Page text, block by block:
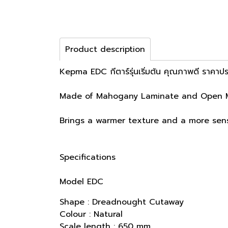
Product description
Kepma EDC กีตาร์รุ่นเริ่มต้น คุณภาพดี ราคาป
Made of Mahogany Laminate and Open
Brings a warmer texture and a more
Specifications
Model EDC
Shape : Dreadnought Cutaway
Colour : Natural